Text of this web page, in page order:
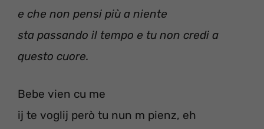
e che non pensi più a niente
sta passando il tempo e tu non credi a
questo cuore.
Bebe vien cu me
ij te voglij però tu nun m pienz, eh